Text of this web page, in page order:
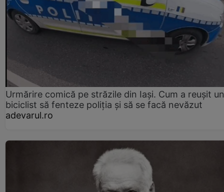
Urmărire comică pe străzile din Iași. Cum a reușit un
biciclist să fenteze poliția și să se facă nevăzut
adevarul.ro